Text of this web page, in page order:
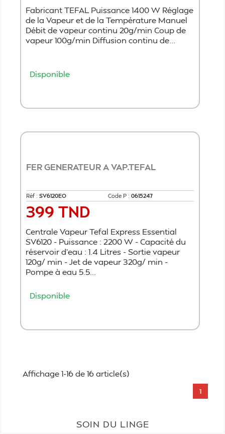
Fabricant TEFAL Puissance 1400 W Réglage
de la Vapeur et de la Température Manuel
Débit de vapeur continu 20g/min Coup de
vapeur 100g/min Diffusion continu de...
Disponible
FER GENERATEUR A VAP.TEFAL
Réf : SV6120EO Code P : 0615247
Prix
399 TND
Centrale Vapeur Tefal Express Essential
SV6120 - Puissance : 2200 W - Capacité du
réservoir d'eau : 1.4 Litres - Sortie vapeur
120g/ min - Jet de vapeur 320g/ min -
Pompe à eau 5.5...
Disponible
Affichage 1-16 de 16 article(s)
1
SOIN DU LINGE